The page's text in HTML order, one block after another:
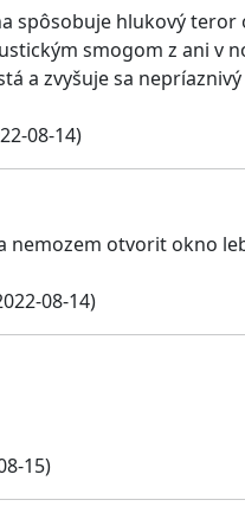
spôsobuje hlukový
smogom z ani v
a zvyšuje sa
08-14)
nemozem otvorit okno
08-14)
15)